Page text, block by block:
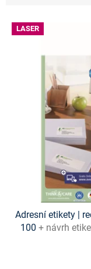
V LASER
Adresní etikety |
100 + návrh